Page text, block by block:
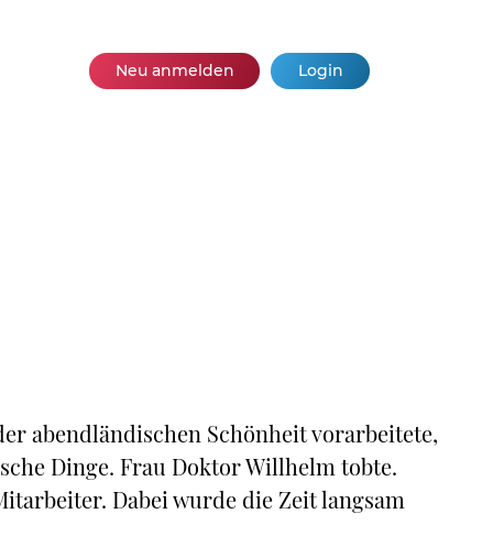
Neu anmelden Login
abendländischen Schönheit vorarbeitete,
Dinge. Frau Doktor Willhelm tobte.
Dabei wurde die Zeit langsam